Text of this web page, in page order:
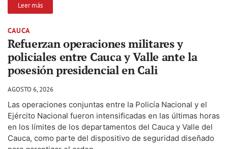
Leer más
CAUCA
Refuerzan operaciones militares y
policiales entre Cauca y Valle ante la
posesión presidencial en Cali
AGOSTO 6, 2026
Las operaciones conjuntas entre la Policía Nacional y el
Ejército Nacional fueron intensificadas en las últimas horas
en los límites de los departamentos del Cauca y Valle del
Cauca, como parte del dispositivo de seguridad diseñado